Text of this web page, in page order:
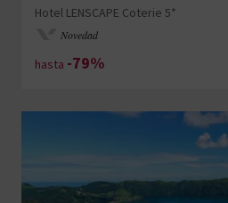
Hotel LENSCAPE Coterie 5*
Novedad
hasta -79%